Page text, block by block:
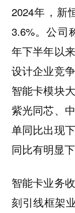
2024年，新
3.6%。公司
年下半年以
设计企业竞
智能卡模块
紫光同芯、
单同比出现
同比有明显下
智能卡业务
刻引线框架